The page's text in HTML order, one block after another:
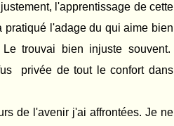
l'apprentissage de cette
pratiqué l'adage du qui aime bien
trouvai bien injuste souvent.
privée de tout le confort dans
de l'avenir j'ai affrontées. Je ne